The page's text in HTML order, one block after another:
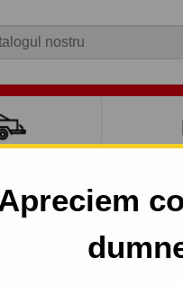
PickUp
- sistem semidemontabil